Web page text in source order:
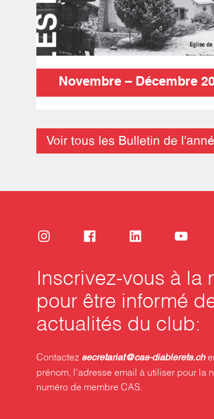
Novembre – Décembre
Voir tous les Bulletin de
Inscrivez-vous à la
pour être informé
actualités du club:
Contactez secretariat@cas-diablerets.ch
prénom, l’adresse email à utiliser pour la
numéro de membre CAS.